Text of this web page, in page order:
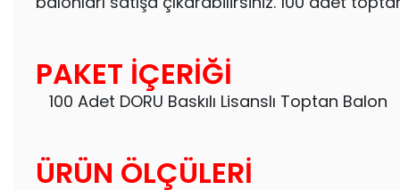
PAKET İÇERİĞİ
100 Adet DORU Baskılı Lisanslı Toptan Balon
ÜRÜN ÖLÇÜLERİ